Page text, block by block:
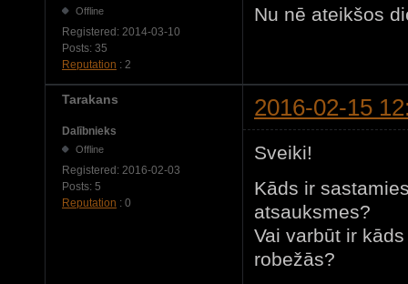
Offline
Registered: 2014-03-10
Posts: 35
Reputation : 2
Nu nē ateikšos
Tarakans 2016-02-15
Dalībnieks
Offline
Registered: 2016-02-03
Posts: 5
Reputation : 0
Sveiki!
Kāds ir
atsauksmes?
Vai varbūt ir
robežās?